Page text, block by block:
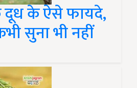
दूध के ऐसे फायदे,
सुना भी नहीं